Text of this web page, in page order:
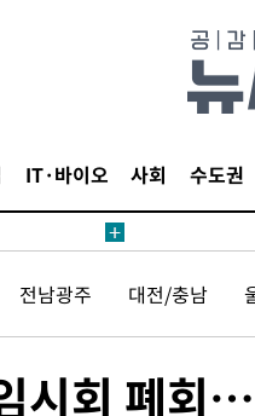
IT·바이오 사회 수도권
데뷔전
되길"
시작'
정청래
정청래 승리
김민석
전남광주 대전/충남
시회 폐회